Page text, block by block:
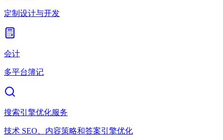
定制设计与开发
会计
多平台簿记
搜索引擎优化服务
技术 SEO、内容策略和答案引擎优化